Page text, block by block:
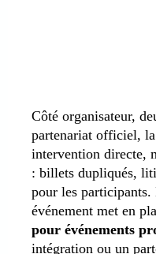
Côté organisateur,
partenariat officiel,
intervention directe,
: billets dupliqués,
pour les participants.
événement met en
pour événements
intégration ou un